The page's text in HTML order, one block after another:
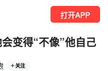
打开APP
变得“不像”他自己
关注